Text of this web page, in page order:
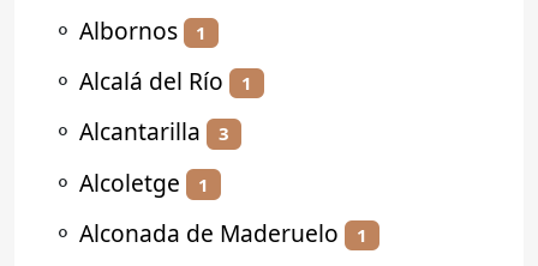
⚬ Albornos 1
⚬ Alcalá del Río 1
⚬ Alcantarilla 3
⚬ Alcoletge 1
⚬ Alconada de Maderuelo 1